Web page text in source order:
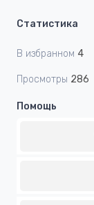
Статистика
В избранном 4
Просмотры 286
Помощь